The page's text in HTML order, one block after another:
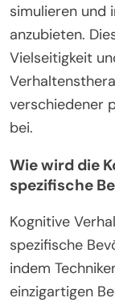
simulieren und
anzubieten.
Vielseitigkeit
verschiedener
bei.
Wie wird die
spezifische
Kognitive
spezifische
indem
einzigartigen